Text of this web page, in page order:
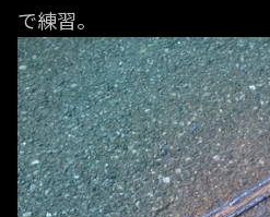
で練習。